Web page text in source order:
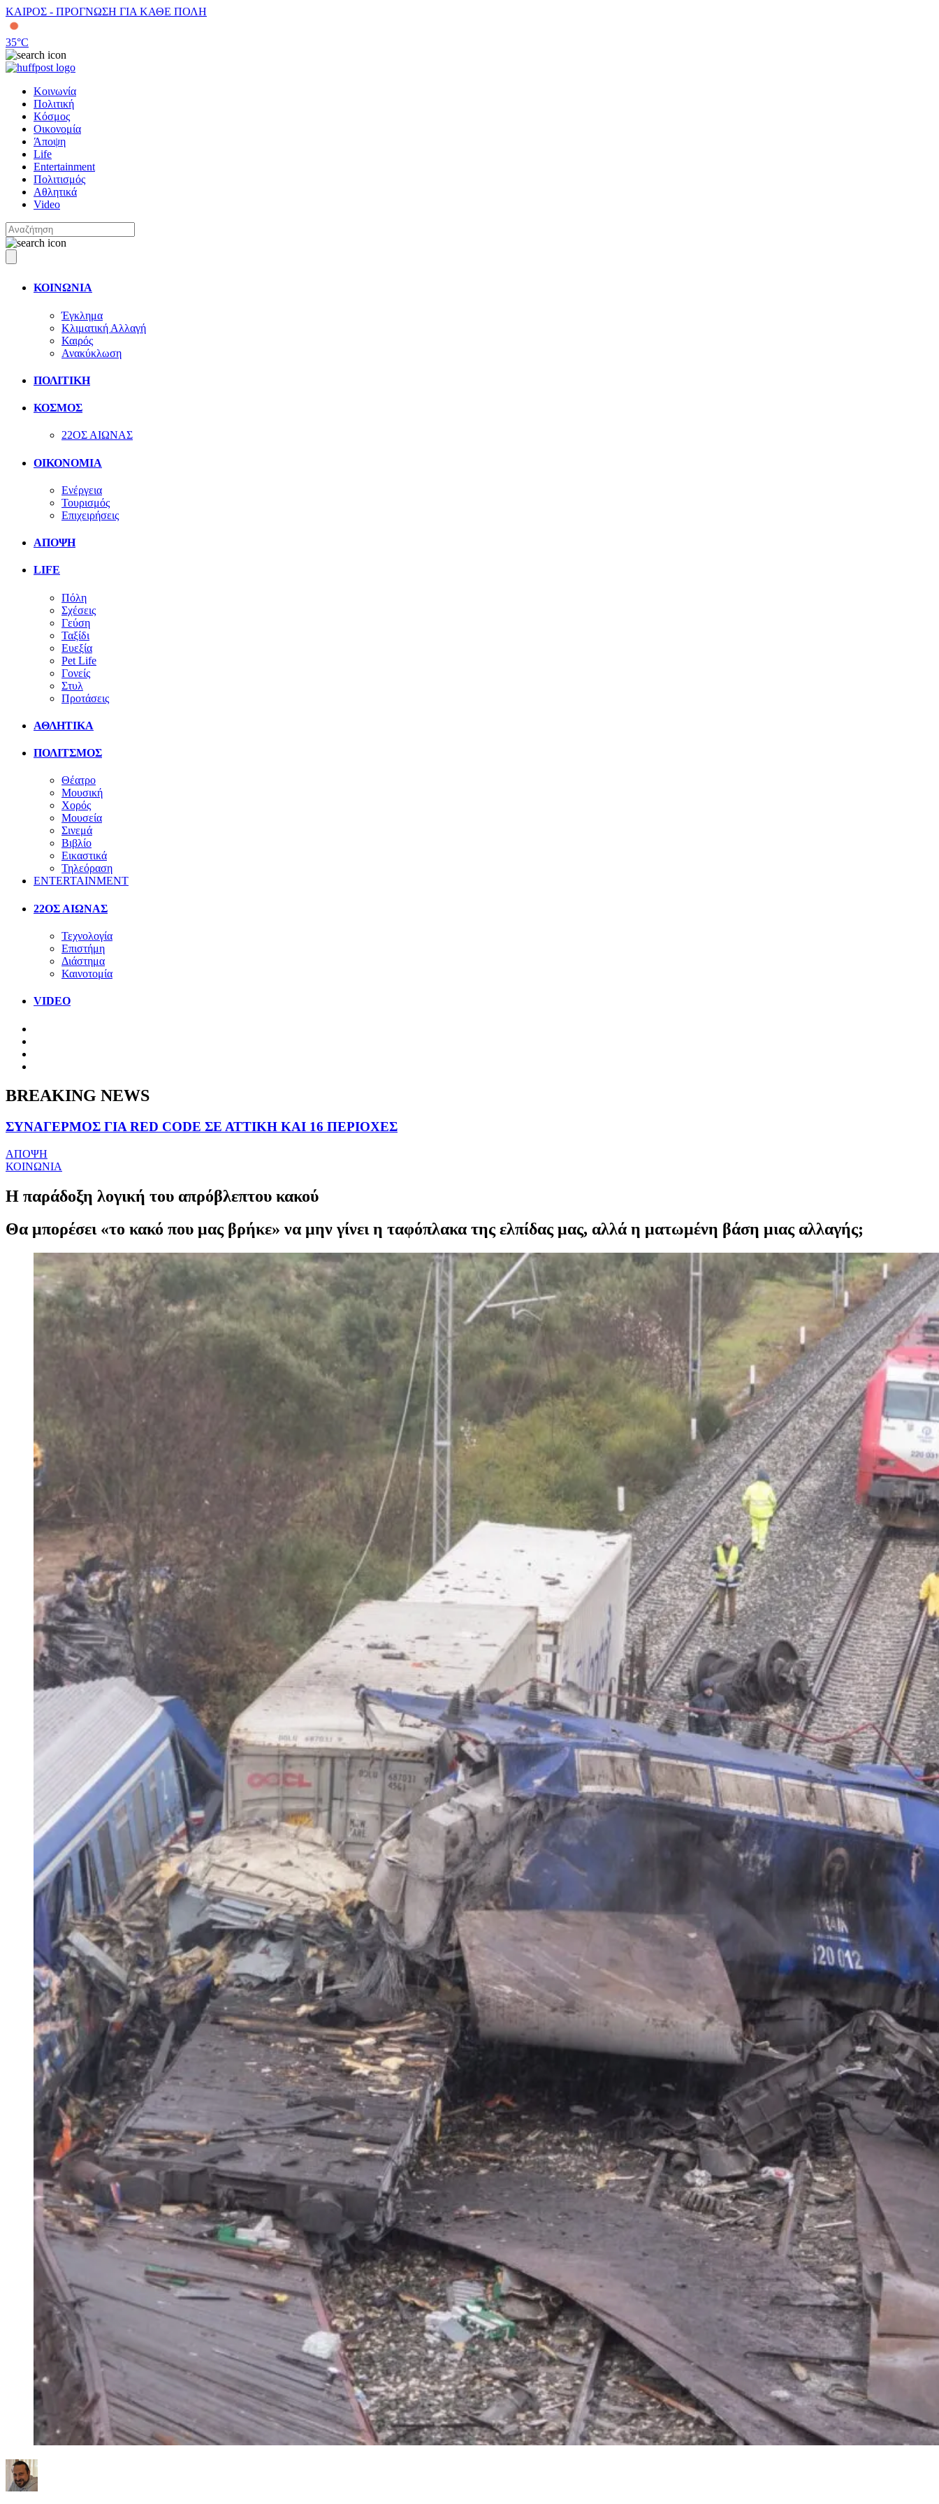
ΚΑΙΡΟΣ - ΠΡΟΓΝΩΣΗ ΓΙΑ ΚΑΘΕ ΠΟΛΗ
35°C
Κοινωνία
Πολιτική
Κόσμος
Οικονομία
Άποψη
Life
Entertainment
Πολιτισμός
Αθλητικά
Video
ΚΟΙΝΩΝΙΑ
Έγκλημα
Κλιματική Αλλαγή
Καιρός
Ανακύκλωση
ΠΟΛΙΤΙΚΗ
ΚΟΣΜΟΣ
22ΟΣ ΑΙΩΝΑΣ
ΟΙΚΟΝΟΜΙΑ
Ενέργεια
Τουρισμός
Επιχειρήσεις
ΑΠΟΨΗ
LIFE
Πόλη
Σχέσεις
Γεύση
Ταξίδι
Ευεξία
Pet Life
Γονείς
Στυλ
Προτάσεις
ΑΘΛΗΤΙΚΑ
ΠΟΛΙΤΣΜΟΣ
Θέατρο
Μουσική
Χορός
Μουσεία
Σινεμά
Βιβλίο
Εικαστικά
Τηλεόραση
ENTERTAINMENT
22ΟΣ ΑΙΩΝΑΣ
Τεχνολογία
Επιστήμη
Διάστημα
Καινοτομία
VIDEO
BREAKING NEWS
ΣΥΝΑΓΕΡΜΟΣ ΓΙΑ RED CODE ΣΕ ΑΤΤΙΚΗ ΚΑΙ 16 ΠΕΡΙΟΧΕΣ
ΑΠΟΨΗ
ΚΟΙΝΩΝΙΑ
Η παράδοξη λογική του απρόβλεπτου κακού
Θα μπορέσει «το κακό που μας βρήκε» να μην γίνει η ταφόπλακα της ελπίδας μας, αλλά η ματωμένη βάση μιας αλλαγής;